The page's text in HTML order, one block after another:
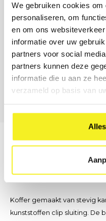
We gebruiken cookies
personaliseren, om
en om ons
informatie over uw
partners voor social
partners kunnen deze
informatie die u aan ze
verzameld op basis van
Onze B2B-
— wij denken met u mee
bedrukking.
(0)6 21 69 36 88
info@klapr.nl
Koffer gemaakt van stevig
kunststoffen clip sluiting. De